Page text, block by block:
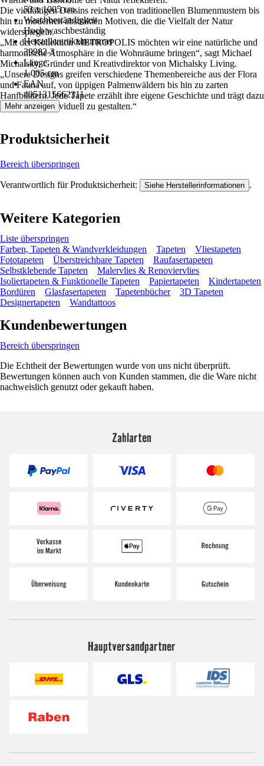
53 x 1005 cm
Waschbeständigkeit
Hoch waschbeständig
Herstellerartikelnummer
39982-3
Länge
1.005 cm
EAN
4051315662311
Die vielfältigen Dessins reichen von traditionellen Blumenmustern bis
hin zu modernen abstrakten Motiven, die die Vielfalt der Natur
widerspiegeln.
„Mit der Kollektion METROPOLIS möchten wir eine natürliche und
harmonische Atmosphäre in die Wohnräume bringen“, sagt Michael
Michalsky, Gründer und Kreativdirektor von Michalsky Living.
„Unsere Designs greifen verschiedene Themenbereiche aus der Flora
und Fauna auf, von üppigen Palmenwäldern bis hin zu zarten
Hanfblättern. Jede Tapete erzählt ihre eigene Geschichte und trägt dazu
bei, Räume individuell zu gestalten.“
Mehr anzeigen
Produktsicherheit
Bereich überspringen
Verantwortlich für Produktsicherheit: Siehe Herstellerinformationen .
Weitere Kategorien
Liste überspringen
Farben, Tapeten & Wandverkleidungen
Tapeten
Vliestapeten
Fototapeten
Überstreichbare Tapeten
Raufasertapeten
Selbstklebende Tapeten
Malervlies & Renoviervlies
Isoliertapeten & Funktionelle Tapeten
Papiertapeten
Kindertapeten
Bordüren
Glasfasertapeten Tapetenbücher
3D Tapeten
Designertapeten
Wandtattoos
Kundenbewertungen
Bereich überspringen
Die Echtheit der Bewertungen wurde von uns nicht überprüft.
Bewertungen können auch von Kunden stammen, die die Ware nicht
nachweislich genutzt oder gekauft haben.
Zahlarten
Hauptversandpartner